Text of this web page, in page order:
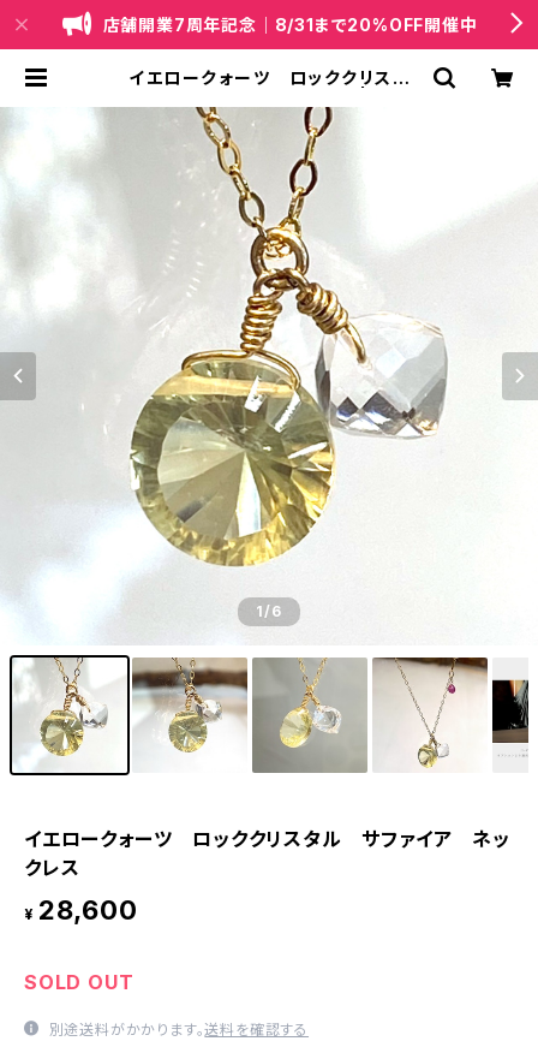
店舗開業7周年記念｜8/31まで20%OFF開催中
イエロークォーツ ロッククリスタ
石・国産ビーズジュエリー｜lapis（ラ
1/6
イエロークォーツ ロッククリスタル サファイア ネッ
クレス
¥ 28,600
SOLD OUT
別途送料がかかります。送料を確認する